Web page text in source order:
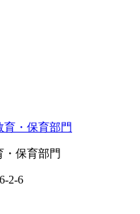
・保育部門
2-6